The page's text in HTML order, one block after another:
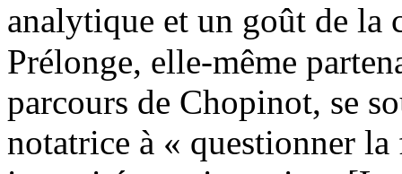
analytique et un goût de la
Prélonge, elle-même
parcours de Chopinot, se
notatrice à « questionner